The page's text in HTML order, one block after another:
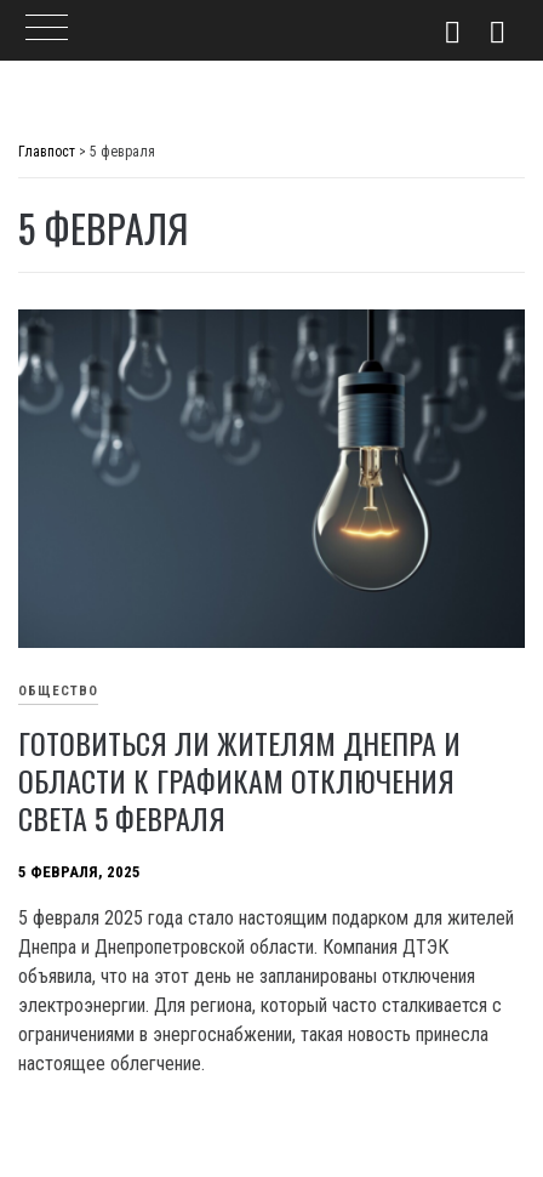
Главпост > 5 февраля
5 ФЕВРАЛЯ
ОБЩЕСТВО
ГОТОВИТЬСЯ ЛИ ЖИТЕЛЯМ ДНЕПРА И
ОБЛАСТИ К ГРАФИКАМ ОТКЛЮЧЕНИЯ
СВЕТА 5 ФЕВРАЛЯ
5 ФЕВРАЛЯ, 2025
5 февраля 2025 года стало настоящим подарком для жителей
Днепра и Днепропетровской области. Компания ДТЭК
объявила, что на этот день не запланированы отключения
электроэнергии. Для региона, который часто сталкивается с
ограничениями в энергоснабжении, такая новость принесла
настоящее облегчение.